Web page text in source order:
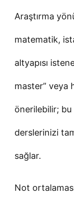
Araştırma
matematik,
altyapısı
master” veya
önerilebilir;
derslerinizi
sağlar.
Not